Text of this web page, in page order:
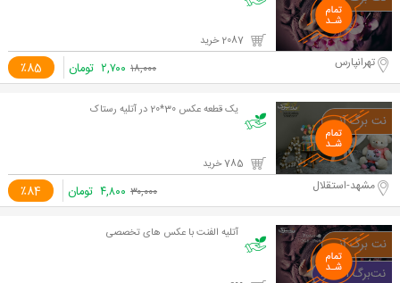
٪85 تهرانپارس ۱۸,۰۰۰ ۲,۷۰۰ تومان
یک قطعه عکس 30*20 در آتلیه رستاک
٪84 مشهد-استقلال ۳۰,۰۰۰ ۴,۸۰۰ تومان
آتلیه الفنت با عکس های تخصصی